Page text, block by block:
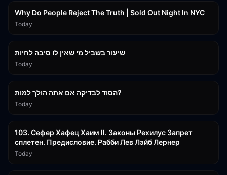
Why Do People Reject The Truth | Sold Out Night In NYC
Today
שיעור בשביל מי שאין לו סיבה לחיות
Today
הסוד לבדיקה אם אתה הולך למות?
Today
103. Сефер Хафец Хаим II. Законы Рехилус Запрет
сплетен. Предисловие. Рабби Лев Лэйб Лернер
Today